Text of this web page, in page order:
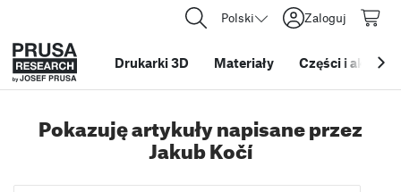
Polski Zaloguj
Drukarki 3D Materiały Części i
Pokazuję artykuły napisane przez
Jakub Kočí